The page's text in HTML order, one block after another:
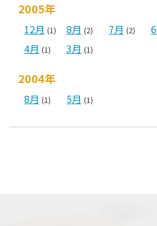
2005年
12月 (1) 8月 (2) 7月 (2)
4月 (1) 3月 (1)
2004年
8月 (1) 5月 (1)